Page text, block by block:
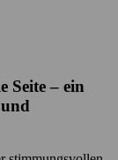
Seite – ein